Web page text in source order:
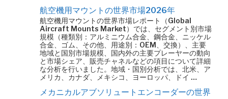
航空機用マウントの世界市場2026年
航空機用マウントの世界市場レポート（Global
Aircraft Mounts Market）では、セグメント別市場
規模（種類別：アルミニウム合金、鋼合金、ニッケル
合金、ゴム、その他、用途別：OEM、交換）、主要
地域と国別市場規模、国内外の主要プレーヤーの動向
と市場シェア、販売チャネルなどの項目について詳細
な分析を行いました。地域・国別分析では、北米、ア
メリカ、カナダ、メキシコ、ヨーロッパ、ドイ …
メカニカルアブソリュートエンコーダーの世界